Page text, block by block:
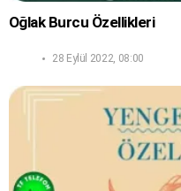
Oğlak Burcu Özellikleri
28 Eylül 2022, 08:00